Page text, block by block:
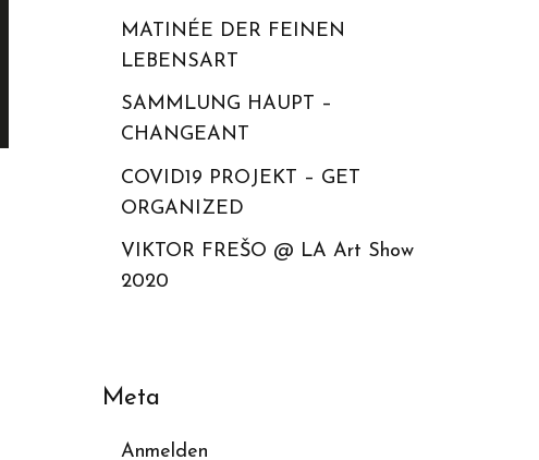
MATINÉE DER FEINEN
LEBENSART
SAMMLUNG HAUPT –
CHANGEANT
COVID19 PROJEKT – GET
ORGANIZED
VIKTOR FREŠO @ LA Art Show
2020
Meta
Anmelden